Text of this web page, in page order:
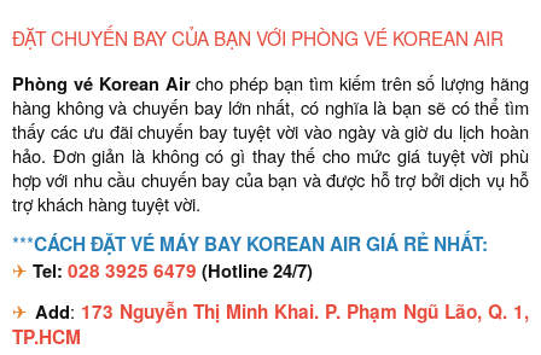
ĐẶT CHUYẾN BAY CỦA BẠN VỚI PHÒNG VÉ KOREAN AIR
Phòng vé Korean Aircho phép bạn tìm kiếm trên số lượng hãng
hàng không và chuyến bay lớn nhất, có nghĩa là bạn sẽ có thể tìm
thấy các ưu đãi chuyến bay tuyệt vời vào ngày và giờ du lịch hoàn
hảo. Đơn giản là không có gì thay thế cho mức giá tuyệt vời phù
hợp với nhu cầu chuyến bay của bạn và được hỗ trợ bởi dịch vụ hỗ
trợ khách hàng tuyệt vời.
***CÁCH ĐẶT VÉ MÁY BAY KOREAN AIR GIÁ RẺ NHẤT:
✈ Tel: 028 3925 6479 (Hotline 24/7)
✈ Add: 173 Nguyễn Thị Minh Khai. P. Phạm Ngũ Lão, Q. 1,
TP.HCM